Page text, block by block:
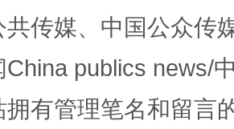
共传媒、中国公众传
China publics news/
拥有管理笔名和留言